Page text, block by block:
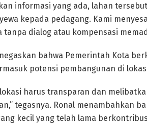
informasi yang ada, lahan
kepada pedagang. Kami
tanpa dialog atau kompensasi
bahwa Pemerintah Kota
potensi pembangunan di
harus transparan dan
tegasnya. Ronal menambahkan
kecil yang telah lama